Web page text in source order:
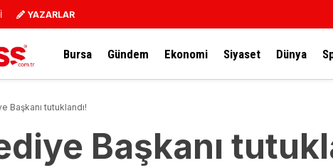
YAZARLAR
Bursa Gündem Ekonomi Siyaset Dünya
Başkanı tutuklandı!
Başkanı